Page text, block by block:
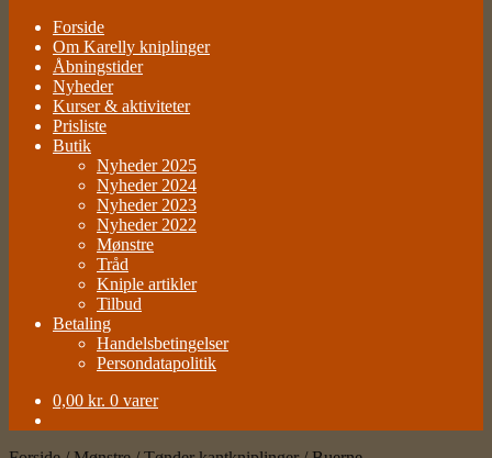
Forside
Om Karelly kniplinger
Åbningstider
Nyheder
Kurser & aktiviteter
Prisliste
Butik
Nyheder 2025
Nyheder 2024
Nyheder 2023
Nyheder 2022
Mønstre
Tråd
Kniple artikler
Tilbud
Betaling
Handelsbetingelser
Persondatapolitik
0,00 kr. 0 varer